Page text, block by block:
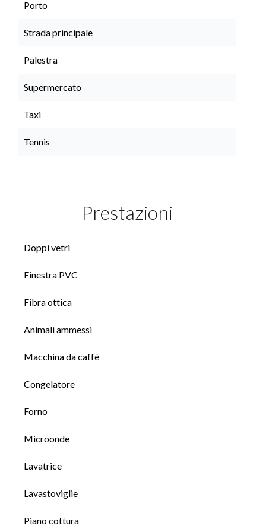
Porto
Strada principale
Palestra
Supermercato
Taxi
Tennis
Prestazioni
Doppi vetri
Finestra PVC
Fibra ottica
Animali ammessi
Macchina da caffè
Congelatore
Forno
Microonde
Lavatrice
Lavastoviglie
Piano cottura